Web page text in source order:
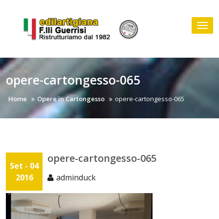
content
opere-cartongesso-065
Home Opere in Cartongesso opere-cartongesso-065
Set - 04
2016
opere-cartongesso-065
adminduck